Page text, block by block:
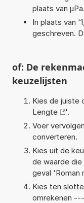
plaats van µPa.
In plaats van
geschreven.
of: De
keuzelijsten
Kies de juiste
Lengte
'.
Voer
converteren.
Kies uit de
de waarde
geval 'Roman
Kies ten
omrekenen